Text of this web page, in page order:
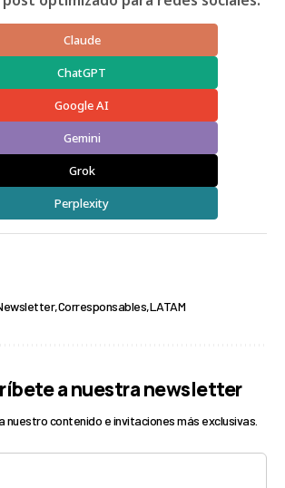
Claude
ChatGPT
Google AI
Gemini
Grok
Perplexity
Corresponsables LATAM
a nuestra newsletter
nuestro contenido e invitaciones más exclusivas.